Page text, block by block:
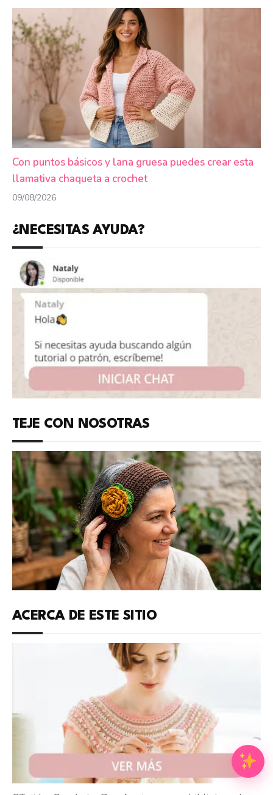
Con puntos básicos y lana gruesa puedes crear esta
llamativa chaqueta a crochet
09/08/2026
¿NECESITAS AYUDA?
TEJE CON NOSOTRAS
ACERCA DE ESTE SITIO